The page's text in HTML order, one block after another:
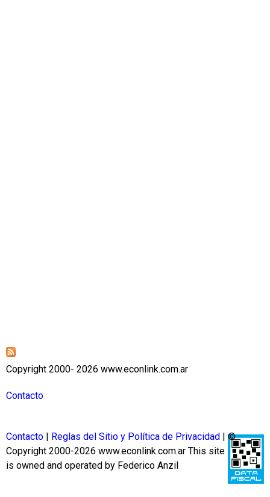
Copyright 2000- 2026 www.econlink.com.ar
Contacto
Contacto Reglas del Sitio y Política de Privacidad
| ©
Copyright 2000-2026 www.econlink.com.ar This site
is owned and operated by Federico Anzil